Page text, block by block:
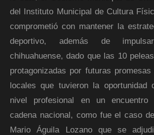
del Instituto Municipal de Cultura
comprometió con mantener la
deportivo, además de
chihuahuense, dado que las 10
protagonizadas por futuras
locales que tuvieron la oportunidad
nivel profesional en un encuentro
cadena nacional, como fue el caso
Mario Águila Lozano que se